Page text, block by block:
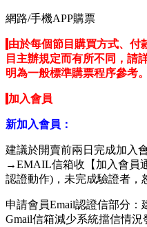
網路/手機APP購票
由於每個節目購買方式、付
目主辦規定而有所不同，請
明為一般標準購票程序參考。
加入會員
新加入會員：
建議於開賣前兩日完成加入
→EMAIL信箱收【加入會員
認證動作)，未完成驗證者，
申請會員Email認證信部分：
Gmail信箱減少系統擋信情況